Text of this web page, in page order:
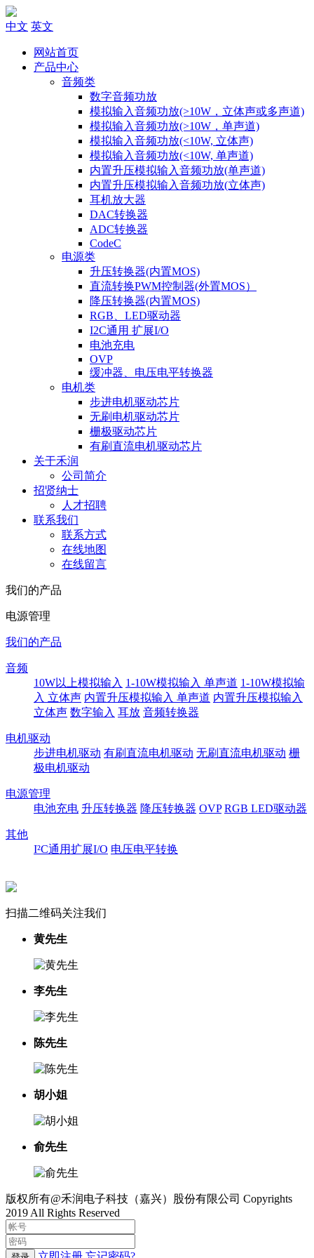
中文 英文
网站首页
产品中心
音频类
数字音频功放
模拟输入音频功放(>10W，立体声或多声道)
模拟输入音频功放(>10W，单声道)
模拟输入音频功放(<10W, 立体声)
模拟输入音频功放(<10W, 单声道)
内置升压模拟输入音频功放(单声道)
内置升压模拟输入音频功放(立体声)
耳机放大器
DAC转换器
ADC转换器
CodeC
电源类
升压转换器(内置MOS)
直流转换PWM控制器(外置MOS）
降压转换器(内置MOS)
RGB、LED驱动器
I2C通用 扩展I/O
电池充电
OVP
缓冲器、电压电平转换器
电机类
步进电机驱动芯片
无刷电机驱动芯片
栅极驱动芯片
有刷直流电机驱动芯片
关于禾润
公司简介
招贤纳士
人才招聘
联系我们
联系方式
在线地图
在线留言
我们的产品
电源管理
我们的产品
音频
10W以上模拟输入 1-10W模拟输入 单声道 1-10W模拟输
入 立体声 内置升压模拟输入 单声道 内置升压模拟输入
立体声 数字输入 耳放 音频转换器
电机驱动
步进电机驱动 有刷直流电机驱动 无刷直流电机驱动 栅
极电机驱动
电源管理
电池充电 升压转换器 降压转换器 OVP RGB LED驱动器
其他
I²C通用扩展I/O 电压电平转换
扫描二维码关注我们
黄先生
李先生
陈先生
胡小姐
俞先生
版权所有@禾润电子科技（嘉兴）股份有限公司 Copyrights
2019 All Rights Reserved